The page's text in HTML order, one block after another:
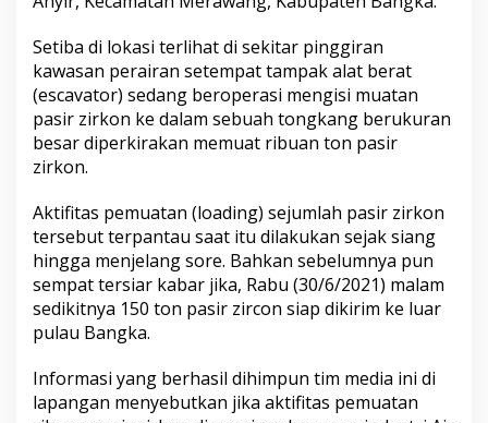
D
a
r
a
u
B
n
g
Setiba di lokasi terlihat di sekitar pinggiran
kawasan perairan setempat tampak alat berat
(escavator) sedang beroperasi mengisi muatan
pasir zirkon ke dalam sebuah tongkang berukuran
besar diperkirakan memuat ribuan ton pasir
zirkon.
Aktifitas pemuatan (loading) sejumlah pasir zirkon
tersebut terpantau saat itu dilakukan sejak siang
hingga menjelang sore. Bahkan sebelumnya pun
sempat tersiar kabar jika, Rabu (30/6/2021) malam
sedikitnya 150 ton pasir zircon siap dikirim ke luar
pulau Bangka.
Informasi yang berhasil dihimpun tim media ini di
lapangan menyebutkan jika aktifitas pemuatan